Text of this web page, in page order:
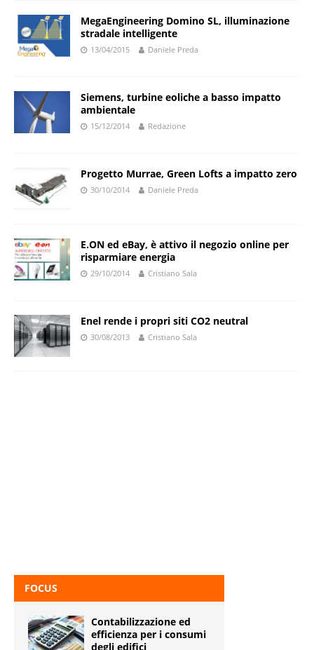
MegaEngineering Domino SL, illuminazione
stradale intelligente
13/04/2015 Daniele Preda
Siemens, turbine eoliche a basso impatto
ambientale
15/12/2014 Redazione
Progetto Murrae, Green Lofts a impatto zero
30/10/2014 Daniele Preda
E.ON ed eBay, è attivo il negozio online per
risparmiare energia
29/10/2014 Cristiano Sala
Enel rende i propri siti CO2 neutral
30/08/2013 Cristiano Sala
FOCUS
Contabilizzazione ed
efficienza per i consumi
degli edifici